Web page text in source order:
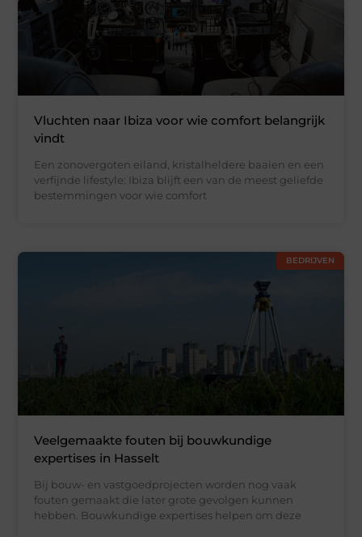
Vluchten naar Ibiza voor wie comfort belangrijk
vindt
Een zonovergoten eiland, kristalheldere baaien en een
verfijnde lifestyle: Ibiza blijft een van de meest geliefde
bestemmingen voor wie comfort
BEDRIJVEN
Veelgemaakte fouten bij bouwkundige
expertises in Hasselt
Bij bouw- en vastgoedprojecten worden nog vaak
fouten gemaakt die later grote gevolgen kunnen
hebben. Bouwkundige expertises helpen om deze